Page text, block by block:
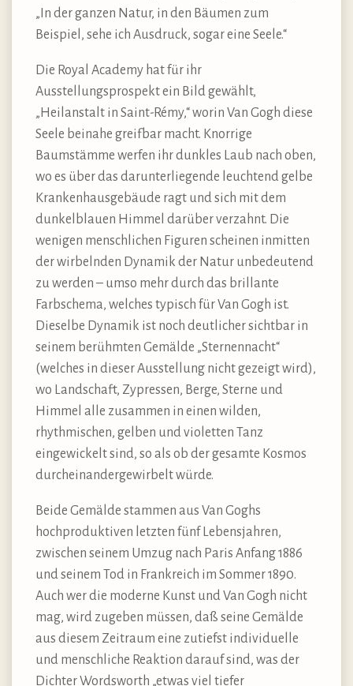
„In der ganzen Natur, in den Bäumen zum
Beispiel, sehe ich Ausdruck, sogar eine Seele.“
Die Royal Academy hat für ihr
Ausstellungsprospekt ein Bild gewählt,
„Heilanstalt in Saint-Rémy,“ worin Van Gogh diese
Seele beinahe greifbar macht. Knorrige
Baumstämme werfen ihr dunkles Laub nach oben,
wo es über das darunterliegende leuchtend gelbe
Krankenhausgebäude ragt und sich mit dem
dunkelblauen Himmel darüber verzahnt. Die
wenigen menschlichen Figuren scheinen inmitten
der wirbelnden Dynamik der Natur unbedeutend
zu werden – umso mehr durch das brillante
Farbschema, welches typisch für Van Gogh ist.
Dieselbe Dynamik ist noch deutlicher sichtbar in
seinem berühmten Gemälde „Sternennacht“
(welches in dieser Ausstellung nicht gezeigt wird),
wo Landschaft, Zypressen, Berge, Sterne und
Himmel alle zusammen in einen wilden,
rhythmischen, gelben und violetten Tanz
eingewickelt sind, so als ob der gesamte Kosmos
durcheinandergewirbelt würde.
Beide Gemälde stammen aus Van Goghs
hochproduktiven letzten fünf Lebensjahren,
zwischen seinem Umzug nach Paris Anfang 1886
und seinem Tod in Frankreich im Sommer 1890.
Auch wer die moderne Kunst und Van Gogh nicht
mag, wird zugeben müssen, daß seine Gemälde
aus diesem Zeitraum eine zutiefst individuelle
und menschliche Reaktion darauf sind, was der
Dichter Wordsworth „etwas viel tiefer